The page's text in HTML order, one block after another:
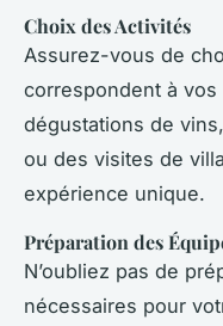
Choix des Activités
Assurez-vous de
correspondent à
dégustations de
ou des visites de
expérience unique.
Préparation des
N’oubliez pas de
nécessaires pour